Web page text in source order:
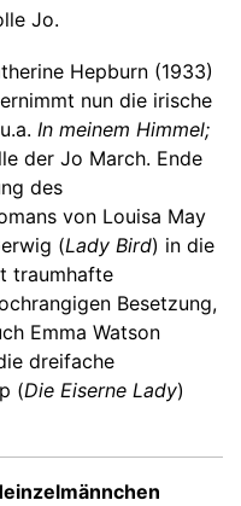
Jo.
Hepburn (1933)
nun die irische
In meinem Himmel;
der Jo March. Ende
des
von Louisa May
(Lady Bird) in die
traumhafte
Besetzung,
Emma Watson
dreifache
(Die Eiserne Lady)